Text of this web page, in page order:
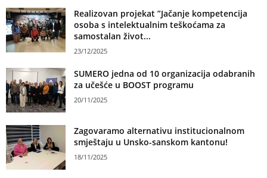
Realizovan projekat ”Jačanje kompetencija
osoba s intelektualnim teškoćama za
samostalan život...
23/12/2025
SUMERO jedna od 10 organizacija odabranih
za učešće u BOOST programu
20/11/2025
Zagovaramo alternativu institucionalnom
smještaju u Unsko-sanskom kantonu!
18/11/2025